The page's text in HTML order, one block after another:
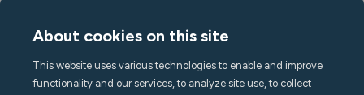
Sí, por favor, manténgame actualizado con las noticias,
eventos y ofertas de Minut.
About cookies on this site
This website uses various technologies to enable and improve
functionality and our services, to analyze site use, to collect